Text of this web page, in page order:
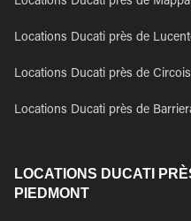
Locations Ducati près de
Locations Ducati près de
Locations Ducati près de
LOCATIONS DUCATI
PIEDMONT